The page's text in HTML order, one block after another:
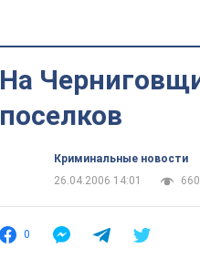
На
поселков
Криминальные новости
26.04.2006 14:01
660
0